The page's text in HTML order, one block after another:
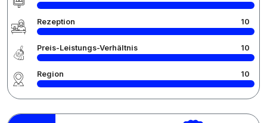
Rezeption 10
Preis-Leistungs-Verhältnis 10
Region 10